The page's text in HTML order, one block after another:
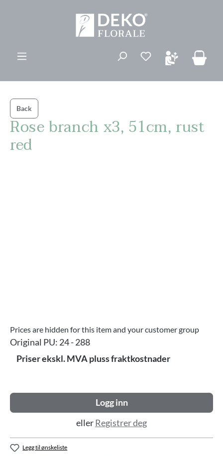
Du har 0
Back
Rose branch x3, 51cm, rust
red
Prices are hidden for this item and your customer group
Original PU: 24 - 288
Priser ekskl. MVA pluss fraktkostnader
Logg inn
ellerRegistrer deg
Legg til ønskeliste